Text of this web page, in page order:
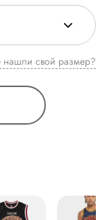
Не нашли свой размер?